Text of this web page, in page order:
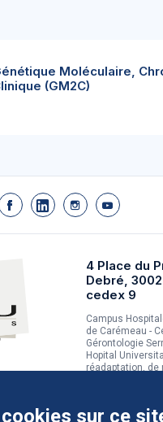
Moléculaire,
(GM2C)
4 Place du
Debré,
cedex 9
Campus
de Carémeau -
Gérontologie
Hopital
réadaptation, de
sur ce